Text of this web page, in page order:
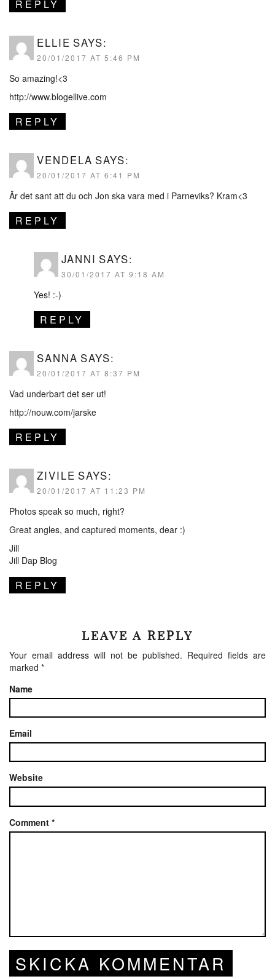
REPLY
ELLIE SAYS:
20/01/2017 AT 5:46 PM
So amazing!<3
http://www.blogellive.com
REPLY
VENDELA SAYS:
20/01/2017 AT 6:41 PM
Är det sant att du och Jon ska vara med i Parneviks? Kram<3
REPLY
JANNI SAYS:
30/01/2017 AT 9:18 AM
Yes! :-)
REPLY
SANNA SAYS:
20/01/2017 AT 8:37 PM
Vad underbart det ser ut!
http://nouw.com/jarske
REPLY
ZIVILE SAYS:
20/01/2017 AT 11:23 PM
Photos speak so much, right?
Great angles, and captured moments, dear :)
Jill
Jill Dap Blog
REPLY
LEAVE A REPLY
Your email address will not be published. Required fields are
marked *
Name
Email
Website
Comment *
SKICKA KOMMENTAR